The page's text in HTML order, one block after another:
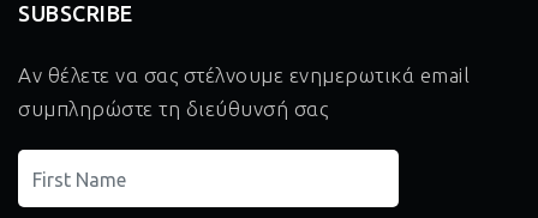
SUBSCRIBE
Αν θέλετε να σας στέλνουμε ενημερωτικά email
συμπληρώστε τη διεύθυνσή σας